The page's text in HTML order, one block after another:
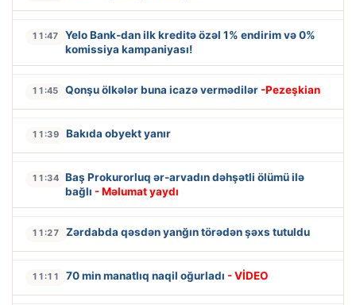
11:47
Yelo Bank-dan ilk kreditə özəl 1% endirim və 0%
komissiya kampaniyası!
11:45 Qonşu ölkələr buna icazə vermədilər -Pezeşkian
11:39 Bakıda obyekt yanır
11:34 Baş Prokurorluq ər-arvadın dəhşətli ölümü ilə
bağlı - Məlumat yaydı
11:27 Zərdabda qəsdən yanğın törədən şəxs tutuldu
11:11 70 min manatlıq naqil oğurladı - VİDEO